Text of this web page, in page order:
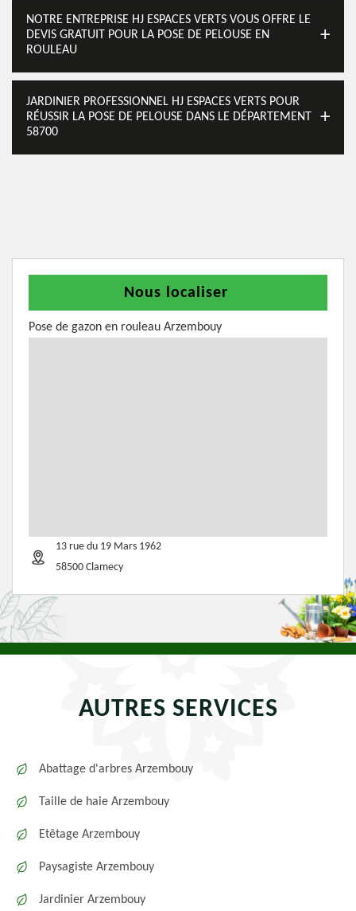
NOTRE ENTREPRISE HJ ESPACES VERTS VOUS OFFRE LE
DEVIS GRATUIT POUR LA POSE DE PELOUSE EN
ROULEAU
JARDINIER PROFESSIONNEL HJ ESPACES VERTS POUR
RÉUSSIR LA POSE DE PELOUSE DANS LE DÉPARTEMENT
58700
Nous localiser
Pose de gazon en rouleau Arzembouy
13 rue du 19 Mars 1962
58500 Clamecy
AUTRES SERVICES
Abattage d'arbres Arzembouy
Taille de haie Arzembouy
Etêtage Arzembouy
Paysagiste Arzembouy
Jardinier Arzembouy